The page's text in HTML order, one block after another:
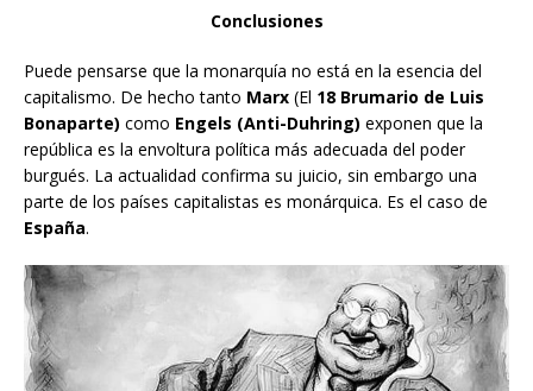
Conclusiones
Puede pensarse que la monarquía no está en la esencia del
capitalismo. De hecho tanto Marx (El 18 Brumario de Luis
Bonaparte) como Engels (Anti-Duhring) exponen que la
república es la envoltura política más adecuada del poder
burgués. La actualidad confirma su juicio, sin embargo una
parte de los países capitalistas es monárquica. Es el caso de
España.